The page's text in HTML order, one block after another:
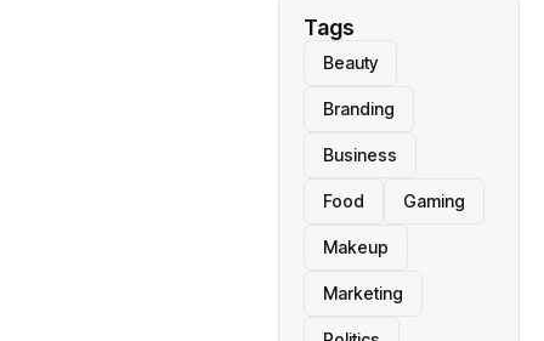
Tags
Beauty
Branding
Business
Food Gaming
Makeup
Marketing